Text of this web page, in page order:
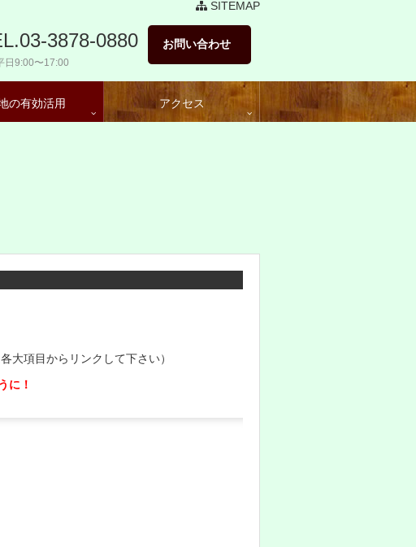
SITEMAP
3878-0880 お問い合わせ
日9:00〜17:00
の有効活用 アクセス
大項目からリンクして下さい）
に！